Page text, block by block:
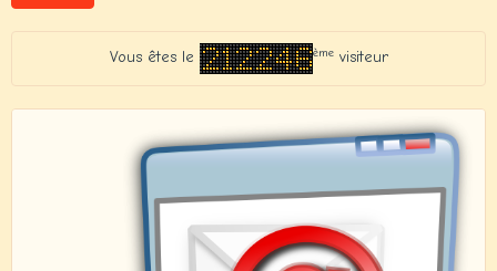
Vous êtes le èmevisiteur